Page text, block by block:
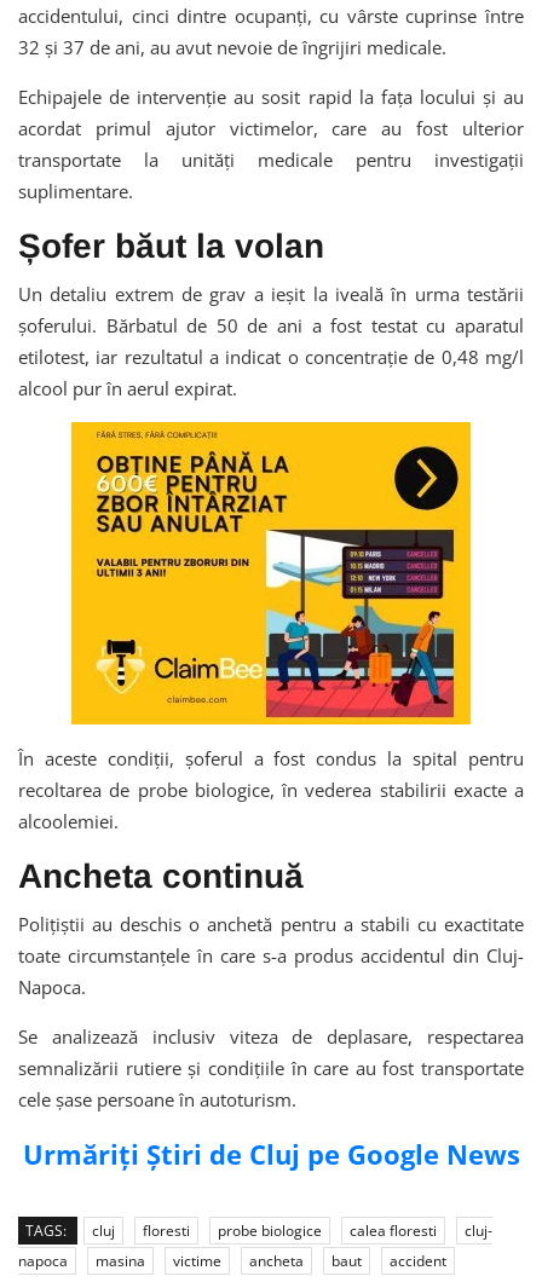
accidentului, cinci dintre ocupanți, cu vârste cuprinse între
32 și 37 de ani, au avut nevoie de îngrijiri medicale.
Echipajele de intervenție au sosit rapid la fața locului și au
acordat primul ajutor victimelor, care au fost ulterior
transportate la unități medicale pentru investigații
suplimentare.
Șofer băut la volan
Un detaliu extrem de grav a ieșit la iveală în urma testării
șoferului. Bărbatul de 50 de ani a fost testat cu aparatul
etilotest, iar rezultatul a indicat o concentrație de 0,48 mg/l
alcool pur în aerul expirat.
În aceste condiții, șoferul a fost condus la spital pentru
recoltarea de probe biologice, în vederea stabilirii exacte a
alcoolemiei.
Ancheta continuă
Polițiștii au deschis o anchetă pentru a stabili cu exactitate
toate circumstanțele în care s-a produs accidentul din Cluj-
Napoca.
Se analizează inclusiv viteza de deplasare, respectarea
semnalizării rutiere și condițiile în care au fost transportate
cele șase persoane în autoturism.
Urmăriți Știri de Cluj pe Google News
TAGS: cluj floresti probe biologice calea floresti
cluj-
napoca
masina victime ancheta baut accident